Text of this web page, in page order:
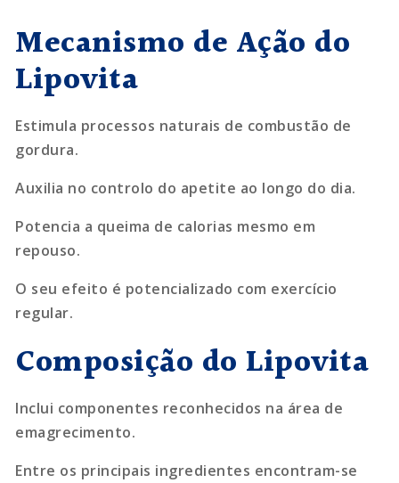
Mecanismo de Ação do
Lipovita
Estimula processos naturais de combustão de
gordura.
Auxilia no controlo do apetite ao longo do dia.
Potencia a queima de calorias mesmo em
repouso.
O seu efeito é potencializado com exercício
regular.
Composição do Lipovita
Inclui componentes reconhecidos na área de
emagrecimento.
Entre os principais ingredientes encontram-se